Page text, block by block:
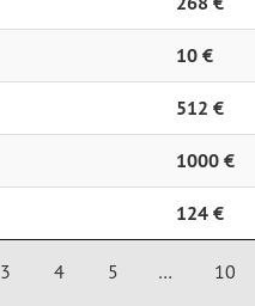
10 €
512 €
1000 €
124 €
3 4 5 … 10